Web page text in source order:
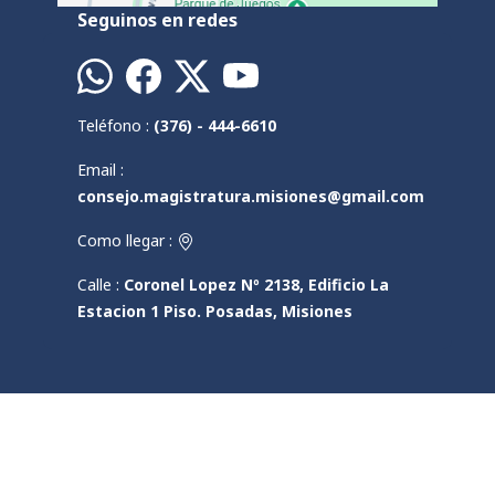
Seguinos en redes
Teléfono : (376) - 444-6610
Email :
consejo.magistratura.misiones@gmail.com
Como llegar :
Calle : Coronel Lopez Nº 2138, Edificio La
Estacion 1 Piso. Posadas, Misiones